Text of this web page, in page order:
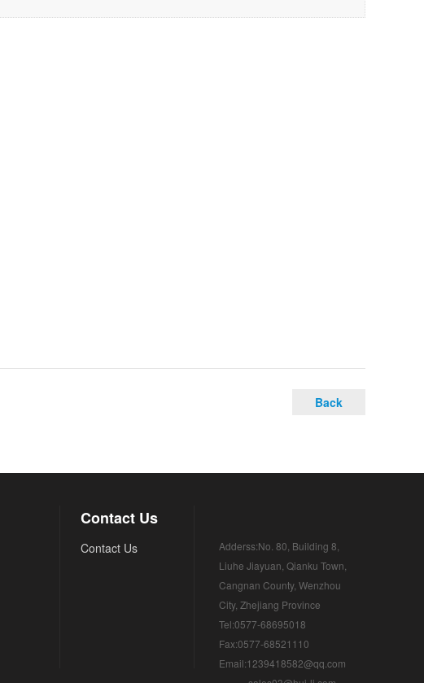
Back
Contact Us
Contact Us
Adderss:No. 80, Building 8,
Liuhe Jiayuan, Qianku Town,
Cangnan County, Wenzhou
City, Zhejiang Province
Tel:0577-68695018
Fax:0577-68521110
Email:1239418582@qq.com